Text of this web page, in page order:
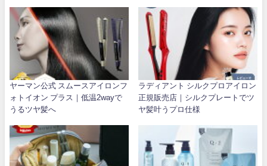
ヤーマン公式 スムースアイロンフ
ォトイオン プラス｜低温2wayで
うるツヤ髪へ
ラディアント シルクプロアイロン
正規販売店｜シルクプレートでツ
ヤ髪叶うプロ仕様